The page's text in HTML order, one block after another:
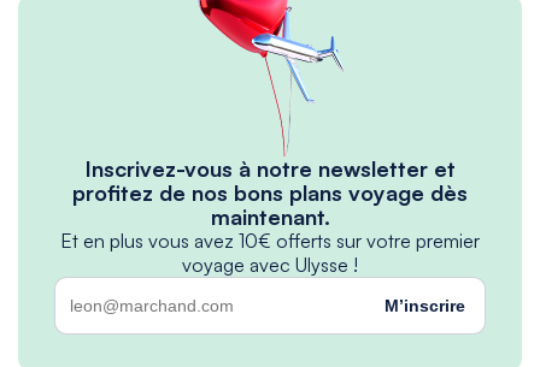
Inscrivez-vous à notre newsletter et
profitez de nos bons plans voyage dès
maintenant.
Et en plus vous avez 10€ offerts sur votre premier
voyage avec Ulysse !
M’inscrire